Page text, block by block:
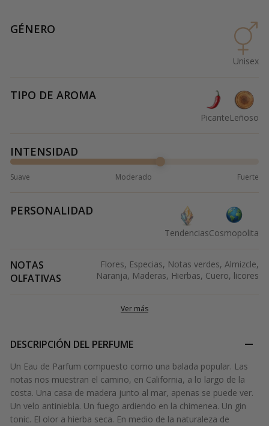
GÉNERO
Unisex
TIPO DE AROMA
PicanteLeñoso
INTENSIDAD
Suave Moderado Fuerte
PERSONALIDAD
TendenciasCosmopolita
NOTAS
OLFATIVAS
Flores, Especias, Notas verdes, Almizcle,
Naranja, Maderas, Hierbas, Cuero, licores
Ver más
DESCRIPCIÓN DEL PERFUME
Un Eau de Parfum compuesto como una balada popular. Las
notas nos muestran el camino, en California, a lo largo de la
costa. Una casa de madera junto al mar, apenas se puede ver.
Un velo antiniebla. Un fuego ardiendo en la chimenea. Un gin
tonic. El olor a hierba seca. En medio de la naturaleza de